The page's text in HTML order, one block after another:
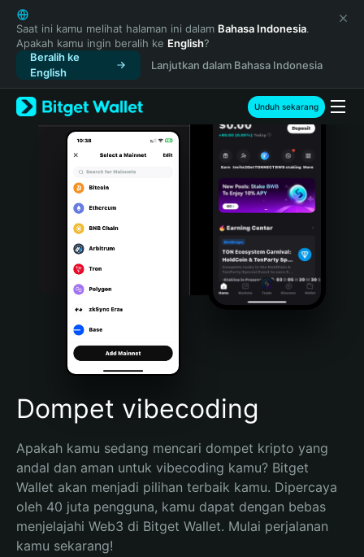
English
日本語
Tiếng Việt
Русский
Español (Latinoamérica)
Türkçe
Italiano
Português (Portugal)
Bahasa Indonesia
Português (Brasil)
Español (Argentina)
Saat ini kamu melihat halaman ini dalam Bahasa Indonesia.
Apakah kamu ingin beralih ke English?
Beralih ke
English
Lanjutkan dalam Bahasa Indonesia
Unduh sekarang
Dompet vibecoding
Apakah kamu sedang mencari dompet kripto yang
andal dan aman untuk vibecoding kamu? Bitget
Wallet akan menjadi pilihan terbaik kamu. Dipercaya
oleh 40 juta pengguna, kamu dapat dengan bebas
menjelajahi Web3 di Bitget Wallet. Mulai perjalanan
kamu sekarang!